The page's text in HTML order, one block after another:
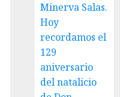
Minerva Salas.
Hoy
recordamos el
129
aniversario
del natalicio